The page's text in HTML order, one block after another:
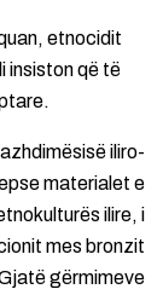
etnocidit
insiston që të
iliro-
materialet e
ilire, i
mes bronzit
gërmimeve